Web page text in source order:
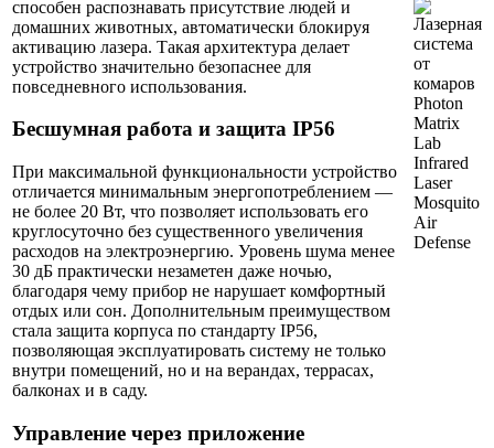
способен распознавать присутствие людей и
домашних животных, автоматически блокируя
активацию лазера. Такая архитектура делает
устройство значительно безопаснее для
повседневного использования.
Бесшумная работа и защита IP56
При максимальной функциональности устройство
отличается минимальным энергопотреблением —
не более 20 Вт, что позволяет использовать его
круглосуточно без существенного увеличения
расходов на электроэнергию. Уровень шума менее
30 дБ практически незаметен даже ночью,
благодаря чему прибор не нарушает комфортный
отдых или сон. Дополнительным преимуществом
стала защита корпуса по стандарту IP56,
позволяющая эксплуатировать систему не только
внутри помещений, но и на верандах, террасах,
балконах и в саду.
Управление через приложение